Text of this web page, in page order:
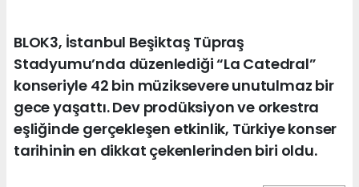
BLOK3, İstanbul Beşiktaş Tüpraş
Stadyumu’nda düzenlediği “La Catedral”
konseriyle 42 bin müziksevere unutulmaz bir
gece yaşattı. Dev prodüksiyon ve orkestra
eşliğinde gerçekleşen etkinlik, Türkiye konser
tarihinin en dikkat çekenlerinden biri oldu.